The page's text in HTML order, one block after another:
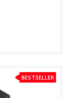
BESTSELLER